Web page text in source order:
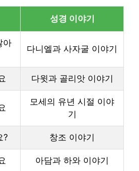
성경 이야기
아
다니엘과 사자굴 이야기
다윗과 골리앗 이야기
모세의 유년 시절 이야
기
? 창조 이야기
아담과 하와 이야기